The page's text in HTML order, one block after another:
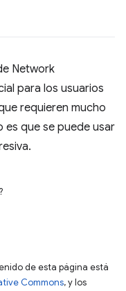
Network
para los usuarios
requieren mucho
que se puede usar
de esta página está
Commons, y los